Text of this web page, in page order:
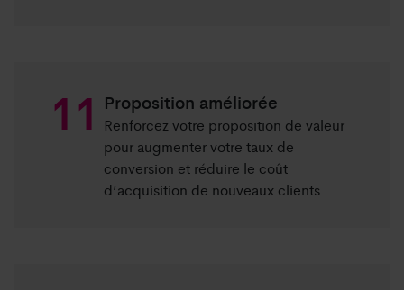
Proposition améliorée
Renforcez votre proposition de valeur
pour augmenter votre taux de
conversion et réduire le coût
d’acquisition de nouveaux clients.